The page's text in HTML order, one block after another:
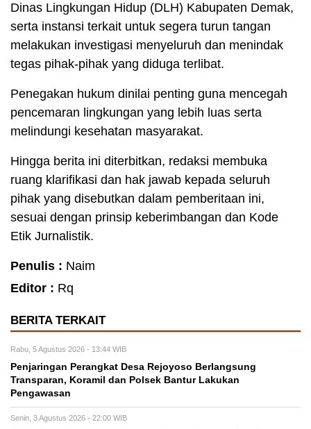
Dinas Lingkungan Hidup (DLH) Kabupaten Demak,
serta instansi terkait untuk segera turun tangan
melakukan investigasi menyeluruh dan menindak
tegas pihak-pihak yang diduga terlibat.
Penegakan hukum dinilai penting guna mencegah
pencemaran lingkungan yang lebih luas serta
melindungi kesehatan masyarakat.
Hingga berita ini diterbitkan, redaksi membuka
ruang klarifikasi dan hak jawab kepada seluruh
pihak yang disebutkan dalam pemberitaan ini,
sesuai dengan prinsip keberimbangan dan Kode
Etik Jurnalistik.
Penulis : Naim
Editor : Rq
BERITA TERKAIT
Rabu, 5 Agustus 2026 - 13:44 WIB
Penjaringan Perangkat Desa Rejoyoso Berlangsung
Transparan, Koramil dan Polsek Bantur Lakukan
Pengawasan
Senin, 3 Agustus 2026 - 22:00 WIB